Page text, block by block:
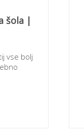
šola |
vse bolj